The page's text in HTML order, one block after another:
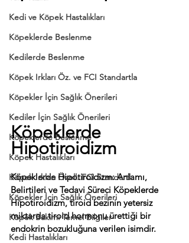
Kedi ve Köpek Hastalıkları
Köpeklerde Beslenme
Kedilerde Beslenme
Köpek Irkları Öz. ve FCI Standartla
Köpekler İçin Sağlık Önerileri
Kediler İçin Sağlık Önerileri
Köpeklerde Beslenme
Köpek Hastalıkları
Köpek Irkları Özell. FCI Standartl.
Köpekler İçin Sağlık Önerileri
Köpek Bakımı Temel Bilgiler
Kedi Hastalıkları
Köpeklerde
Hipotiroidizm
Köpeklerde Hipotiroidizm: Anlamı,
Belirtileri ve Tedavi Süreci Köpeklerde
Hipotiroidizm, tiroid bezinin yetersiz
miktarda tiroid hormonu ürettiği bir
endokrin bozukluğuna verilen isimdir.